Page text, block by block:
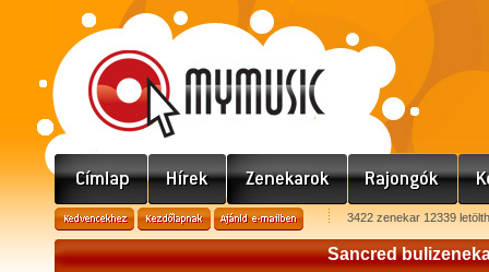
3422 zenekar 12339
Sancred